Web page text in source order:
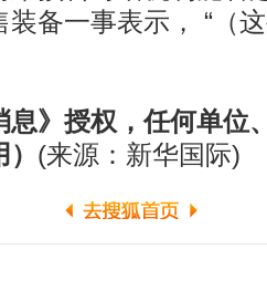
备一事表示， “（
息》授权，任何单位
(来源：新华国际)